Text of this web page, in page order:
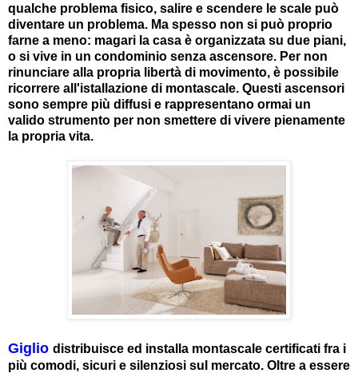
qualche problema fisico, salire e scendere le scale può
diventare un problema. Ma spesso non si può proprio
farne a meno: magari la casa è organizzata su due piani,
o si vive in un condominio senza ascensore. Per non
rinunciare alla propria libertà di movimento, è possibile
ricorrere all'istallazione di montascale. Questi ascensori
sono sempre più diffusi e rappresentano ormai un
valido strumento per non smettere di vivere pienamente
la propria vita.
Giglio distribuisce ed installa montascale certificati fra i
più comodi, sicuri e silenziosi sul mercato. Oltre a essere